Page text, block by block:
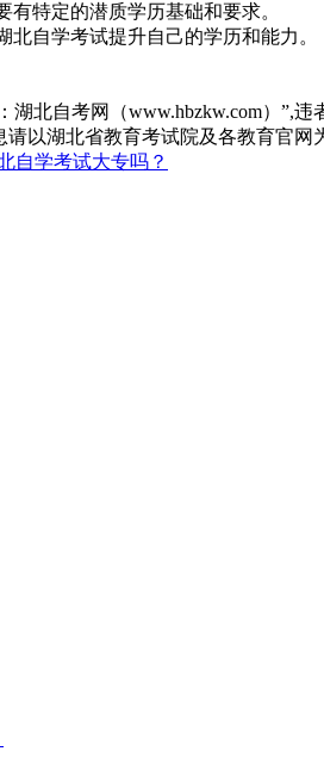
特定的潜质学历基础和要求。
自学考试提升自己的学历和能力。
北自考网（www.hbzkw.com）”,违
以湖北省教育考试院及各教育官网
自学考试大专吗？